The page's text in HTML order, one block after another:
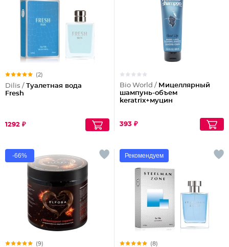
(2)
Dilis / Туалетная вода
Fresh
1292 ₽
Bio World / Мицеллярный
шампунь-объем
keratrix+муцин
393 ₽
-66%
(9)
Рекомендуем
(8)